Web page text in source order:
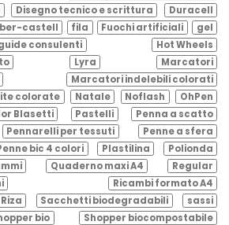
Disegno tecnico e scrittura
Duracell
castell fila Fuochi artificiali
gel
consulenti
Hot Wheels
Lyra
Marcatori
Marcatori indelebili colorati
colorate Natale Noflash
OhPen
Blasetti Pastelli
Penna a scatto
Pennarelli per tessuti
Penne a sfera
bic 4 colori Plastilina
Polionda
Quaderno maxi A4
Regular
Ricambi formato A4
Riza Sacchetti biodegradabili
sassi
bio
Shopper biocompostabile